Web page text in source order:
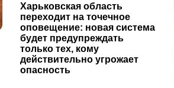
Харьковская область
переходит на точечное
оповещение: новая система
будет предупреждать
только тех, кому
действительно угрожает
опасность